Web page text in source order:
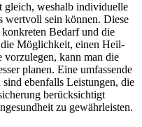
gleich, weshalb individuelle
wertvoll sein können. Diese
Bedarf und die
Möglichkeit, einen Heil-
vorzulegen, kann man die
planen. Eine umfassende
ebenfalls Leistungen, die
berücksichtigt
zu gewährleisten.